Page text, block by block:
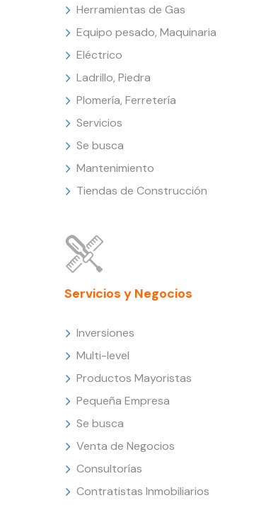
Herramientas de Gas
Equipo pesado, Maquinaria
Eléctrico
Ladrillo, Piedra
Plomería, Ferretería
Servicios
Se busca
Mantenimiento
Tiendas de Construcción
Servicios y Negocios
Inversiones
Multi-level
Productos Mayoristas
Pequeña Empresa
Se busca
Venta de Negocios
Consultorías
Contratistas Inmobiliarios